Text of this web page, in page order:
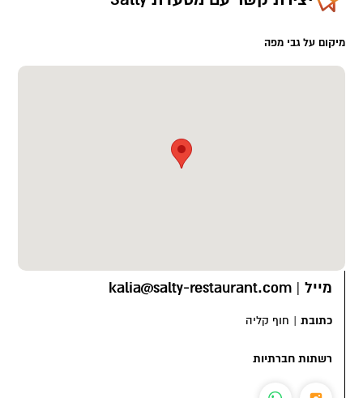
מיקום על גבי מפה
מייל |
kalia@salty-restaurant.com
כתובת | חוף קליה
רשתות חברתיות